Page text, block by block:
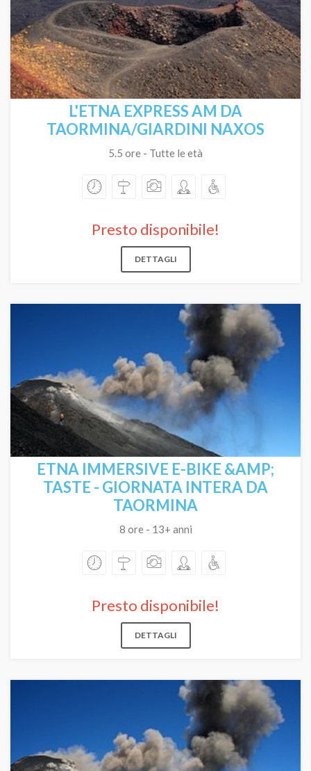
L'ETNA EXPRESS AM DA
TAORMINA/GIARDINI NAXOS
5.5 ore - Tutte le età
Presto disponibile!
DETTAGLI
ETNA IMMERSIVE E-BIKE &AMP;
TASTE - GIORNATA INTERA DA
TAORMINA
8 ore - 13+ anni
Presto disponibile!
DETTAGLI